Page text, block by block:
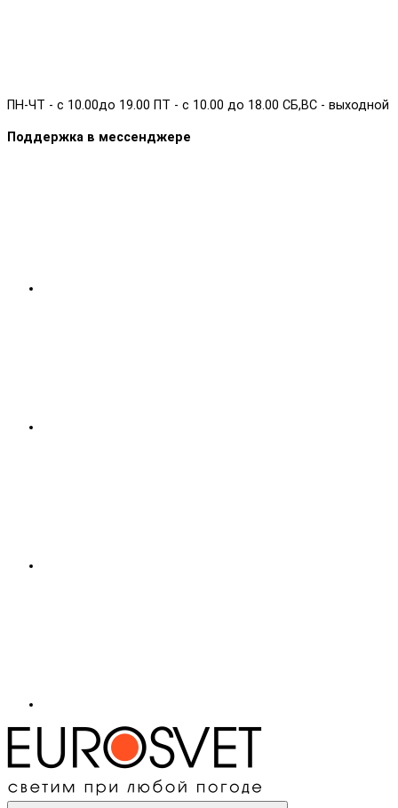
ПН-ЧТ - с 10.00до 19.00 ПТ - с 10.00 до 18.00 СБ,ВС - выходной
Поддержка в мессенджере